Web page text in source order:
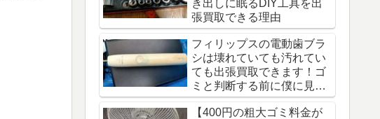
き出しに眠るDIY工具を出
張買取できる理由
フィリップスの電動歯ブラ
シは壊れていても汚れてい
ても出張買取できます！ゴ
ミと判断する前に僕に見せ
てみてほしいです。
【400円の粗大ゴミ料金が